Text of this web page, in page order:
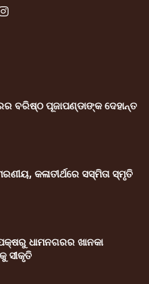
ବରିଷ୍ଠ ପୂଜାପଣ୍ଡାଙ୍କ ଦେହାନ୍ତ
କଳାତୀର୍ଥରେ ସସ୍ମିତା ସ୍ମୃତି
ଧାମନଗରର ଖାନକା
ସୀକୃତି